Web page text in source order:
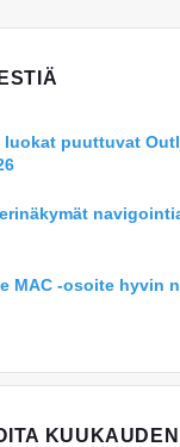
luokat puuttuvat
MAC -osoite hyvin
KUUKAUDEN